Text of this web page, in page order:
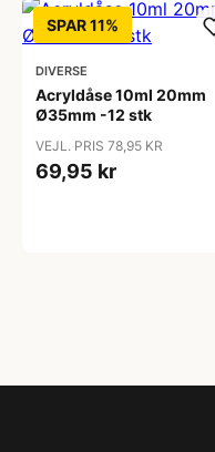
SPAR 11%
DIVERSE
Acryldåse 10ml 20mm
Ø35mm -12 stk
VEJL. PRIS 78,95 KR
69,95 kr